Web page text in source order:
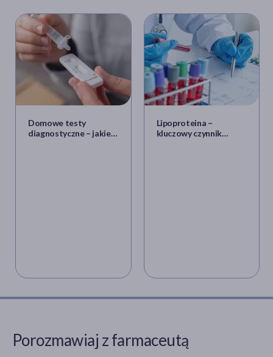
Domowe testy
diagnostyczne – jakie
Lipoproteina –
kluczowy czynnik
Porozmawiaj z farmaceutą